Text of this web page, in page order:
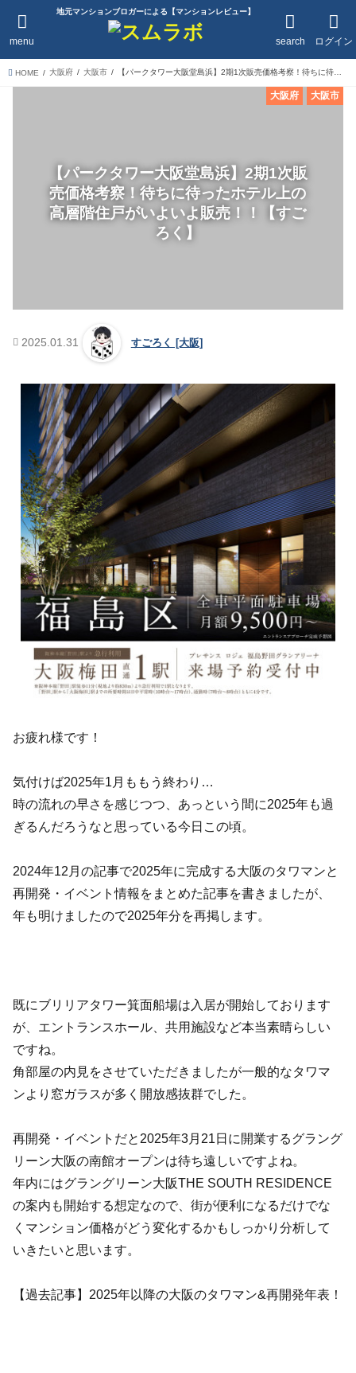
地元マンションブロガーによる【マンションレビュー】
ログイン
search
menu
HOME 大阪府 大阪市
【パークタワー大阪堂島浜】2期1次販
売価格考察！待ちに待ったホテル上の
高層階住戸がいよいよ販売！！【すご
ろく】
大阪市
大阪府
2025.01.31 すごろく [大阪]
お疲れ様です！
気付けば2025年1月ももう終わり…
時の流れの早さを感じつつ、あっという間に2025年も過
ぎるんだろうなと思っている今日この頃。
2024年12月の記事で2025年に完成する大阪のタワマンと
再開発・イベント情報をまとめた記事を書きましたが、
年も明けましたので2025年分を再掲します。
既にブリリアタワー箕面船場は入居が開始しております
が、エントランスホール、共用施設など本当素晴らしい
ですね。
角部屋の内見をさせていただきましたが一般的なタワマ
ンより窓ガラスが多く開放感抜群でした。
再開発・イベントだと2025年3月21日に開業するグラング
リーン大阪の南館オープンは待ち遠しいですよね。
年内にはグラングリーン大阪THE SOUTH RESIDENCE
の案内も開始する想定なので、街が便利になるだけでな
くマンション価格がどう変化するかもしっかり分析して
いきたいと思います。
【過去記事】2025年以降の大阪のタワマン&再開発年表！